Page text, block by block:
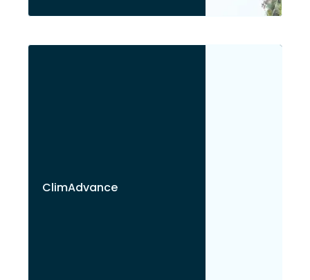
ClimAdvance